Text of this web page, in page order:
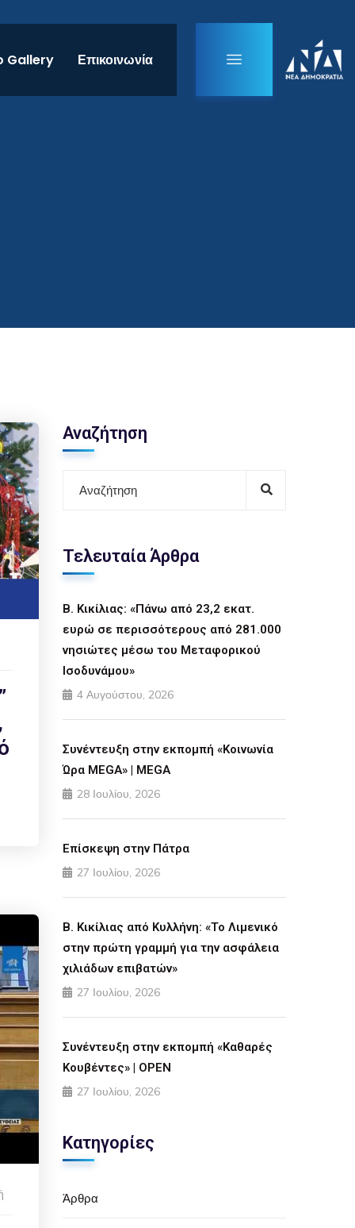
Gallery Επικοινωνία
Αναζήτηση
Τελευταία Άρθρα
Β. Κικίλιας: «Πάνω από 23,2 εκατ.
ευρώ σε περισσότερους από 281.000
νησιώτες μέσω του Μεταφορικού
Ισοδυνάμου»
4 Αυγούστου, 2026
Συνέντευξη στην εκπομπή «Κοινωνία
Ώρα MEGA» | MEGA
28 Ιουλίου, 2026
Επίσκεψη στην Πάτρα
27 Ιουλίου, 2026
Β. Κικίλιας από Κυλλήνη: «Το Λιμενικό
στην πρώτη γραμμή για την ασφάλεια
χιλιάδων επιβατών»
27 Ιουλίου, 2026
Συνέντευξη στην εκπομπή «Καθαρές
Κουβέντες» | OPEN
27 Ιουλίου, 2026
Κατηγορίες
Άρθρα